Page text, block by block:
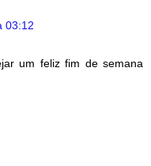
03:12
um feliz fim de semana